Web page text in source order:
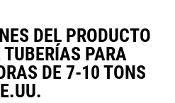
DEL PRODUCTO
PARA
DE 7-10 TONS